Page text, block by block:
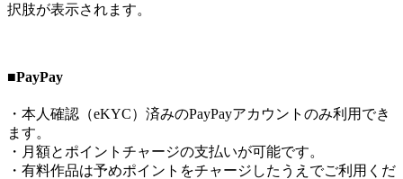
択肢が表示されます。
■PayPay
・本人確認（eKYC）済みのPayPayアカウントのみ利用でき
ます。
・月額とポイントチャージの支払いが可能です。
・有料作品は予めポイントをチャージしたうえでご利用くだ